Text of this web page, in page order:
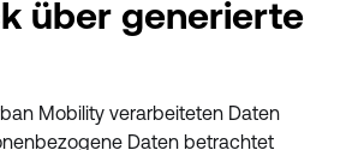
über generierte
Mobility verarbeiteten Daten
Daten betrachtet